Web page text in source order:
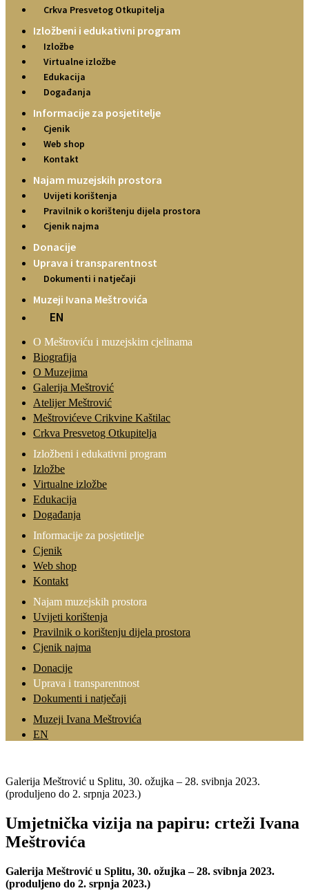
Crkva Presvetog Otkupitelja
Izložbeni i edukativni program
Izložbe
Virtualne izložbe
Edukacija
Događanja
Informacije za posjetitelje
Cjenik
Web shop
Kontakt
Najam muzejskih prostora
Uvijeti korištenja
Pravilnik o korištenju dijela prostora
Cjenik najma
Donacije
Uprava i transparentnost
Dokumenti i natječaji
Muzeji Ivana Meštrovića
EN
O Meštroviću i muzejskim cjelinama
Biografija
O Muzejima
Galerija Meštrović
Atelijer Meštrović
Meštrovićeve Crikvine Kaštilac
Crkva Presvetog Otkupitelja
Izložbeni i edukativni program
Izložbe
Virtualne izložbe
Edukacija
Događanja
Informacije za posjetitelje
Cjenik
Web shop
Kontakt
Najam muzejskih prostora
Uvijeti korištenja
Pravilnik o korištenju dijela prostora
Cjenik najma
Donacije
Uprava i transparentnost
Dokumenti i natječaji
Muzeji Ivana Meštrovića
EN
Galerija Meštrović u Splitu, 30. ožujka – 28. svibnja 2023.
(produljeno do 2. srpnja 2023.)
Umjetnička vizija na papiru: crteži Ivana
Meštrovića
Galerija Meštrović u Splitu, 30. ožujka – 28. svibnja 2023.
(produljeno do 2. srpnja 2023.)